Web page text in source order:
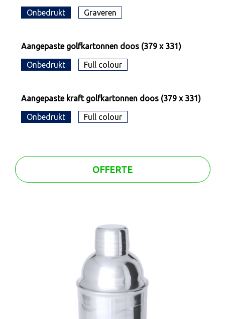
Onbedrukt Graveren
Aangepaste golfkartonnen doos (379 x 331)
Onbedrukt Full colour
Aangepaste kraft golfkartonnen doos (379 x 331)
Onbedrukt Full colour
OFFERTE